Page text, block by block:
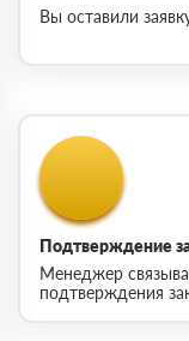
Вы оставили
Подтверждение
Менеджер
подтверждения